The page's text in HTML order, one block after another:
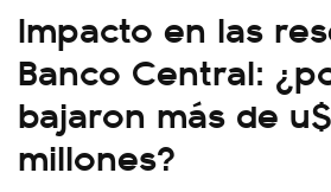
Impacto en las
Banco Central:
bajaron más de
millones?